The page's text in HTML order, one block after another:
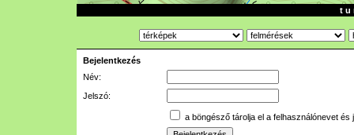
t u
Bejelentkezés
Név:
Jelszó:
a böngésző tárolja el a felhasználónevet és